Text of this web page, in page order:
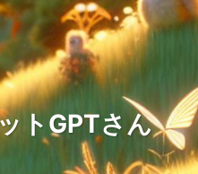
トGPTさん